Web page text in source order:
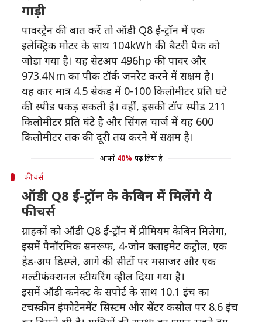
गाड़ी
पावरट्रेन की बात करें तो ऑडी Q8 ई-ट्रॉन में एक
इलेक्ट्रिक मोटर के साथ 104kWh की बैटरी पैक को
जोड़ा गया है। यह सेटअप 496hp की पावर और
973.4Nm का पीक टॉर्क जनरेट करने में सक्षम है।
यह कार मात्र 4.5 सेकंड में 0-100 किलोमीटर प्रति घंटे
की स्पीड पकड़ सकती है। वहीं, इसकी टॉप स्पीड 211
किलोमीटर प्रति घंटे है और सिंगल चार्ज में यह 600
किलोमीटर तक की दूरी तय करने में सक्षम है।
आपने 40% पढ़ लिया है
फीचर्स
ऑडी Q8 ई-ट्रॉन के केबिन में मिलेंगे ये
फीचर्स
ग्राहकों को ऑडी Q8 ई-ट्रॉन में प्रीमियम केबिन मिलेगा,
इसमें पैनॉरमिक सनरूफ, 4-जोन क्लाइमेट कंट्रोल, एक
हेड-अप डिस्प्ले, आगे की सीटों पर मसाजर और एक
मल्टीफंक्शनल स्टीयरिंग व्हील दिया गया है।
इसमें ऑडी कनेक्ट के सपोर्ट के साथ 10.1 इंच का
टचस्क्रीन इंफोटेनमेंट सिस्टम और सेंटर कंसोल पर 8.6 इंच